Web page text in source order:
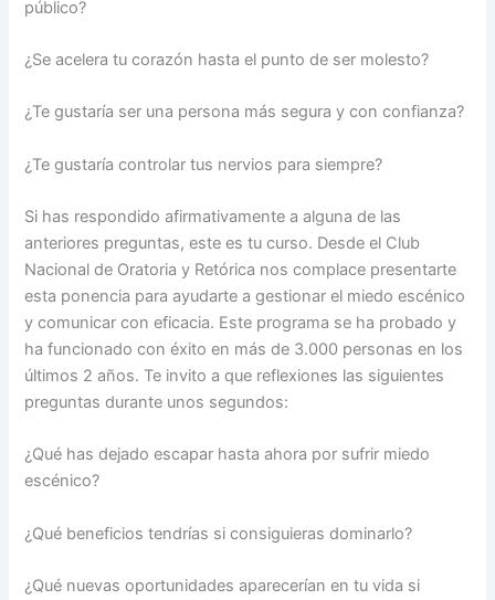
público?
¿Se acelera tu corazón hasta el punto de ser molesto?
¿Te gustaría ser una persona más segura y con confianza?
¿Te gustaría controlar tus nervios para siempre?
Si has respondido afirmativamente a alguna de las
anteriores preguntas, este es tu curso. Desde el Club
Nacional de Oratoria y Retórica nos complace presentarte
esta ponencia para ayudarte a gestionar el miedo escénico
y comunicar con eficacia. Este programa se ha probado y
ha funcionado con éxito en más de 3.000 personas en los
últimos 2 años. Te invito a que reflexiones las siguientes
preguntas durante unos segundos:
¿Qué has dejado escapar hasta ahora por sufrir miedo
escénico?
¿Qué beneficios tendrías si consiguieras dominarlo?
¿Qué nuevas oportunidades aparecerían en tu vida si